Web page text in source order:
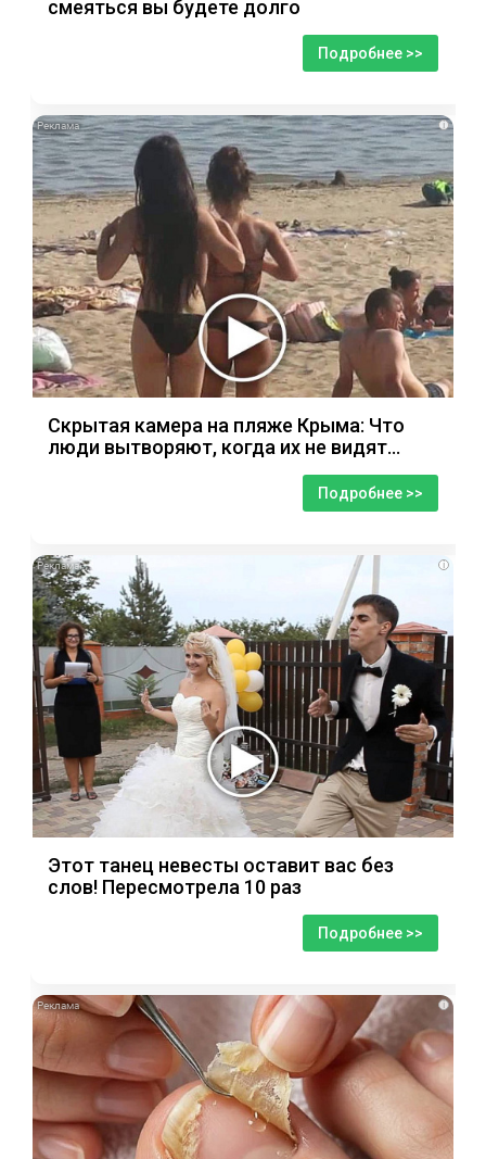
смеяться вы будете долго
Подробнее >>
i
Скрытая камера на пляже Крыма: Что
люди вытворяют, когда их не видят...
Подробнее >>
i
Этот танец невесты оставит вас без
слов! Пересмотрела 10 раз
Подробнее >>
i